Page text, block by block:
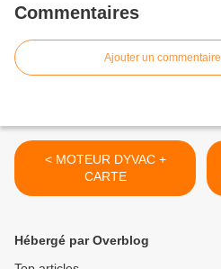
Commentaires
Ajouter un commentaire
< MOTEUR DYVAC +
CARTE
Hébergé par Overblog